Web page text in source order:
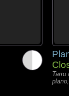
Tarro
plano,